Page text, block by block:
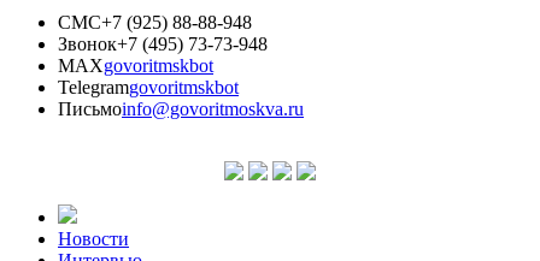
СМС+7 (925) 88-88-948
Звонок+7 (495) 73-73-948
MAXgovoritmskbot
Telegramgovoritmskbot
Письмоinfo@govoritmoskva.ru
Новости